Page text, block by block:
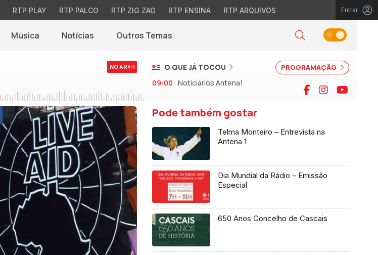
RTP PLAY RTP PALCO RTP ZIG ZAG RTP ENSINA RTP ARQUIVOS Entrar
Música Notícias(abre em nova janela)
Outros Temas Pesquisar
Alternar tema
NO AR PROGRAMAÇÃO
O QUE JÁ TOCOU
09:00 Noticiários Antena1 Facebook
Instagram
Pode também gostar
Telma Monteiro – Entrevista na
Antena 1
Dia Mundial da Rádio – Emissão
Especial
650 Anos Concelho de Cascais